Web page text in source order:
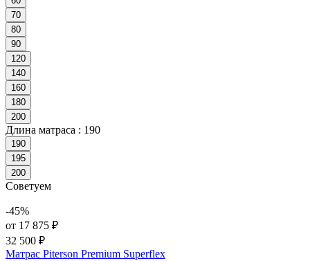
70
80
90
120
140
160
180
200
Длина матраса : 190
190
195
200
Советуем
-45%
от 17 875 ₽
32 500 ₽
Матрас Piterson Premium Superflex